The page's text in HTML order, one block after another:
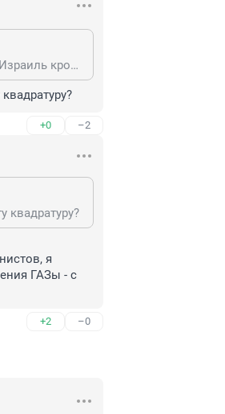
ПО той же причиен почему не написали что все земли государства Израиль кроме иерусалима честно выкуплены у их арабских владельцев. а Та шушера которая сейчас мутит это бедуины нищеброды подстрекаемые мошенникакми которые хотят кинуть евреев на деньги
+0 –2
квадратуру?
я
ГАЗы - с
+2 –0